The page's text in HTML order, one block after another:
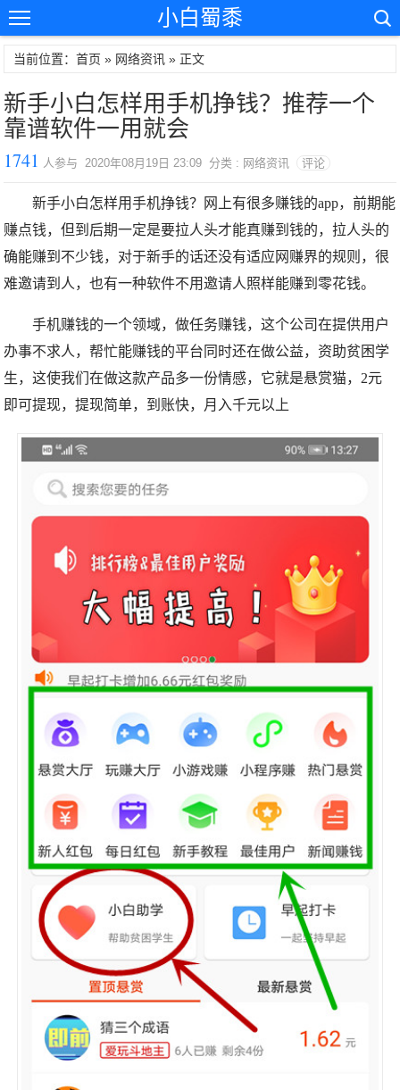
小白蜀黍
当前位置：首页 » 网络资讯 » 正文
新手小白怎样用手机挣钱？推荐一个
靠谱软件一用就会
1741 人参与 2020年08月19日 23:09 分类 : 网络资讯 评论
新手小白怎样用手机挣钱？网上有很多赚钱的app，前期能
赚点钱，但到后期一定是要拉人头才能真赚到钱的，拉人头的
确能赚到不少钱，对于新手的话还没有适应网赚界的规则，很
难邀请到人，也有一种软件不用邀请人照样能赚到零花钱。
手机赚钱的一个领域，做任务赚钱，这个公司在提供用户
办事不求人，帮忙能赚钱的平台同时还在做公益，资助贫困学
生，这使我们在做这款产品多一份情感，它就是悬赏猫，2元
即可提现，提现简单，到账快，月入千元以上